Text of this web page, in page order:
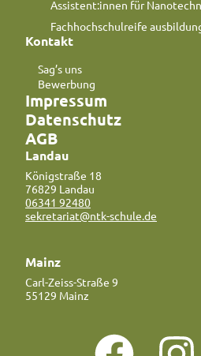
Assistent:innen für
Fachhochschulreife
Kontakt
Sag’s uns
Bewerbung
Impressum
Datenschutz
AGB
Landau
Königstraße 18
76829 Landau
06341 92480
sekretariat@ntk-schule.de
Mainz
Carl-Zeiss-Straße 9
55129 Mainz